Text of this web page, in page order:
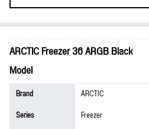
ARCTIC Freezer 36 ARGB Black
Model
Brand
ARCTIC
Series
Freezer